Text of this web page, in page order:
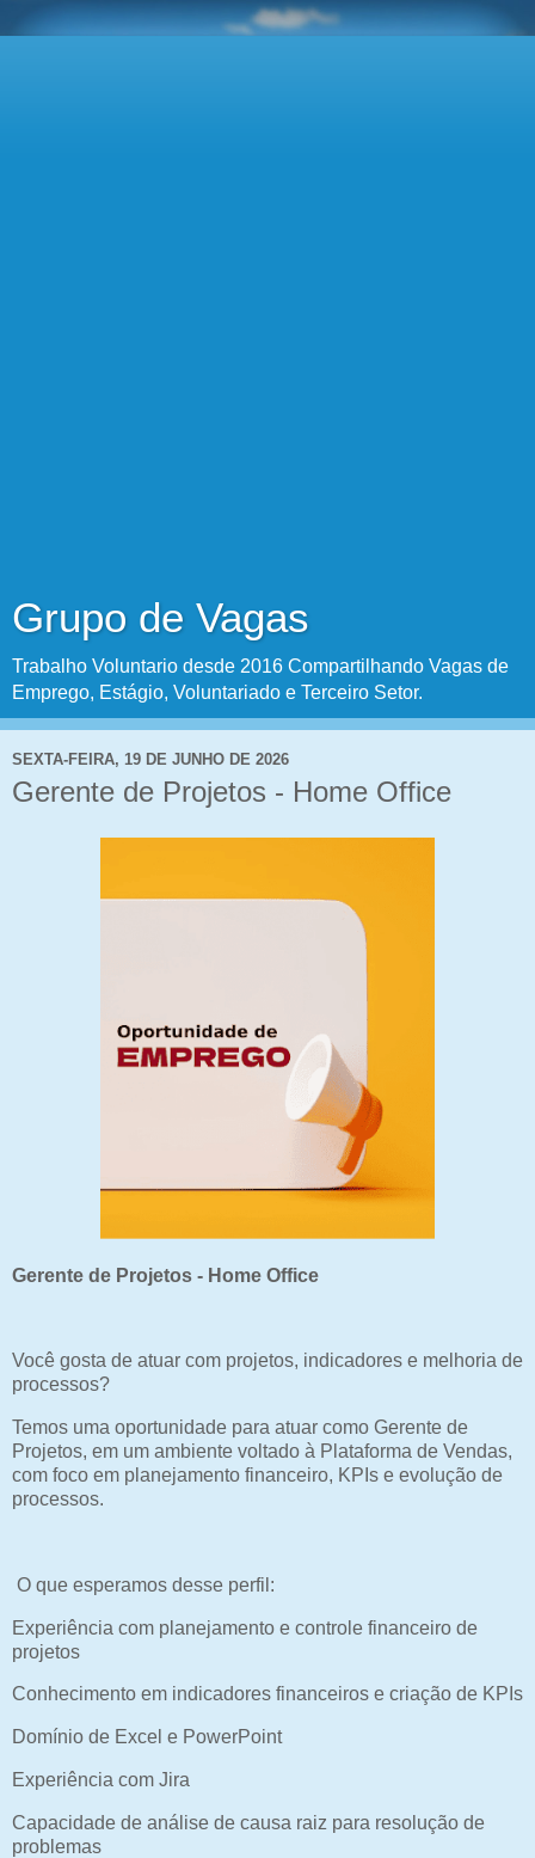
Grupo de Vagas
Trabalho Voluntario desde 2016 Compartilhando Vagas de
Emprego, Estágio, Voluntariado e Terceiro Setor.
SEXTA-FEIRA, 19 DE JUNHO DE 2026
Gerente de Projetos - Home Office
Gerente de Projetos - Home Office
Você gosta de atuar com projetos, indicadores e melhoria de
processos?
Temos uma oportunidade para atuar como Gerente de
Projetos, em um ambiente voltado à Plataforma de Vendas,
com foco em planejamento financeiro, KPIs e evolução de
processos.
O que esperamos desse perfil:
Experiência com planejamento e controle financeiro de
projetos
Conhecimento em indicadores financeiros e criação de KPIs
Domínio de Excel e PowerPoint
Experiência com Jira
Capacidade de análise de causa raiz para resolução de
problemas